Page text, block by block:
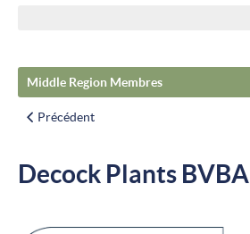
MEMBRES
HÔTELS
Middle Region Membres
Précédent
Decock Plants BVBA